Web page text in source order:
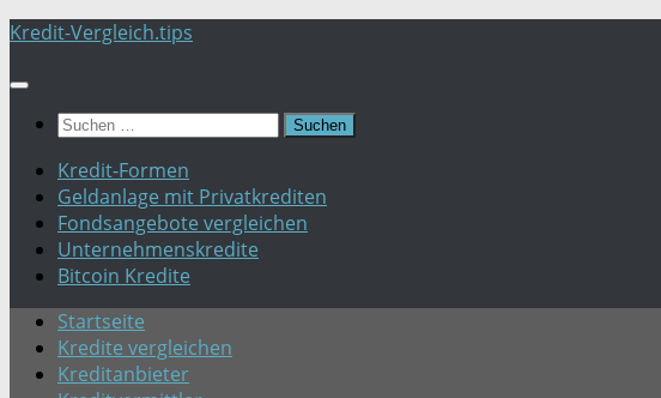
Zum
springen
Kredit-Vergleich.tips
Suchen
Kredit-Formen
Geldanlage mit Privatkrediten
Fondsangebote vergleichen
Unternehmenskredite
Bitcoin Kredite
Startseite
Kredite vergleichen
Kreditanbieter